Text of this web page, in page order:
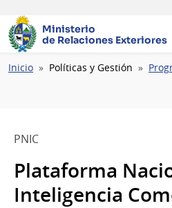
Ministerio
de Relaciones Exteriores
Ruta
Inicio Políticas y Gestión
PNIC
Plataforma
Inteligencia